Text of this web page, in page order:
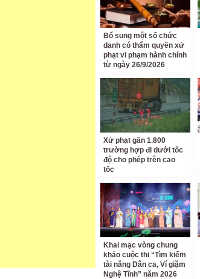
Bổ sung một số chức
danh có thẩm quyền xử
phạt vi phạm hành chính
từ ngày 26/9/2026
Xử phạt gần 1.800
trường hợp đi dưới tốc
độ cho phép trên cao
tốc
Khai mạc vòng chung
khảo cuộc thi “Tìm kiếm
tài năng Dân ca, Ví giặm
Nghệ Tĩnh” năm 2026